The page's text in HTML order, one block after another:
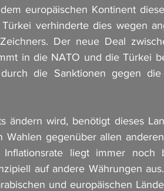
europäischen Kontinent
verhinderte dies wegen
Der neue Deal
in die NATO und die Türkei
die Sanktionen gegen
ändern wird, benötigt dieses
Wahlen gegenüber allen
liegt immer
auf andere Währungen
und europäischen